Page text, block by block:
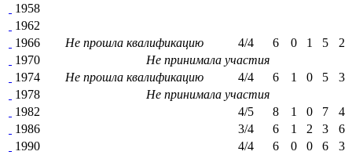
1958
1962
1966
Не прошла квалификацию 4/4 6 0 1 5
2
1970
Не принимала участия
1974
Не прошла квалификацию 4/4 6 1 0 5
3
1978
Не принимала участия
1982
4/5 8 1 0 7
4
1986
3/4 6 1 2 3
6
1990
4/4 6 0 0 6
3